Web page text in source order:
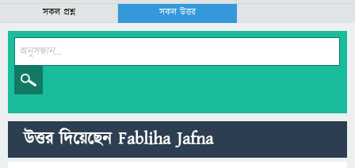
সকল প্রশ্ন
সকল উত্তর
উত্তর দিয়েছেন Fabliha Jafna